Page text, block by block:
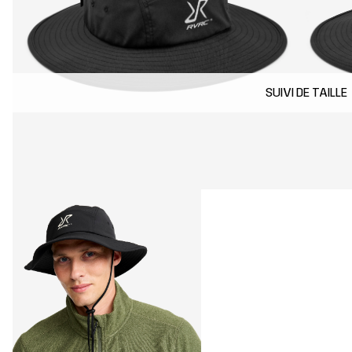
SUIVI DE TAILLE